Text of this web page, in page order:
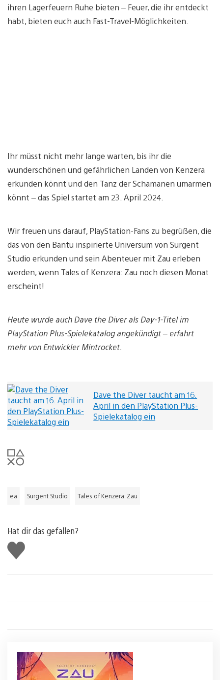
ihren Lagerfeuern Ruhe bieten – Feuer, die ihr entdeckt
habt, bieten euch auch Fast-Travel-Möglichkeiten.
Ihr müsst nicht mehr lange warten, bis ihr die
wunderschönen und gefährlichen Landen von Kenzera
erkunden könnt und den Tanz der Schamanen umarmen
könnt – das Spiel startet am 23. April 2024.
Wir freuen uns darauf, PlayStation-Fans zu begrüßen, die
das von den Bantu inspirierte Universum von Surgent
Studio erkunden und sein Abenteuer mit Zau erleben
werden, wenn Tales of Kenzera: Zau noch diesen Monat
erscheint!
Heute wurde auch Dave the Diver als Day-1-Titel im
PlayStation Plus-Spielekatalog angekündigt – erfahrt
mehr von Entwickler Mintrocket.
Dave the Diver taucht am 16.
April in den PlayStation Plus-
Spielekatalog ein
ea Surgent Studio Tales of Kenzera: Zau
Hat dir das gefallen?
Gefällt
mir